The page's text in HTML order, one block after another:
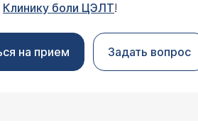
Клинику боли ЦЭЛТ!
на прием Задать вопрос